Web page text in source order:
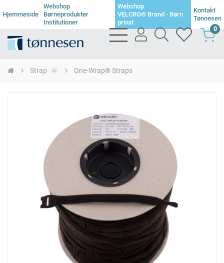
Hjemmeside
Webshop
Børneprodukter
Institutioner
Webshop
VELCRO® Brand - Børn
privat
Kontakt
Tønnesen
bars
light
user
searchheart 0
Strap One-Wrap® Straps